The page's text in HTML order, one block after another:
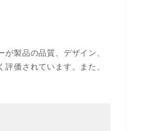
製品の品質、デザイン、
価されています。また、